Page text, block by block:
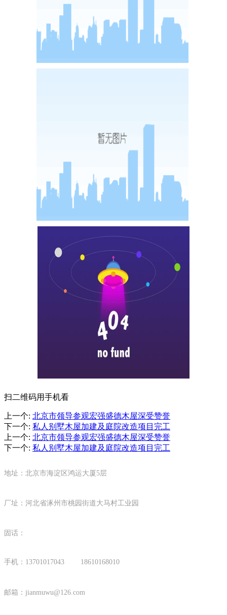
扫二维码用手机看
上一个: 北京市领导参观宏强盛德木屋深受赞誉
下一个: 私人别墅木屋加建及庭院改造项目完工
上一个: 北京市领导参观宏强盛德木屋深受赞誉
下一个: 私人别墅木屋加建及庭院改造项目完工
地址：北京市海淀区鸿运大厦5层
厂址：河北省涿州市桃园街道大马村工业园
固话：
手机：13701017043 18610168010
邮箱： jianmuwu@126.com